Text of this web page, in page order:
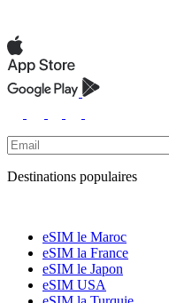
Destinations populaires
eSIM le Maroc
eSIM la France
eSIM le Japon
eSIM USA